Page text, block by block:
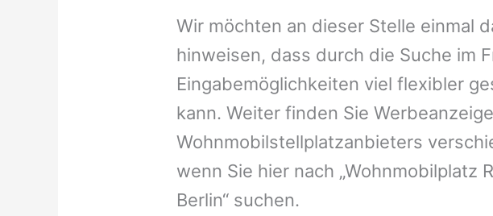
Wir möchten an dieser Stelle einmal
hinweisen, dass durch die Suche im
Eingabemöglichkeiten viel flexibler
kann. Weiter finden Sie
Wohnmobilstellplatzanbieters
wenn Sie hier nach „Wohnmobilplatz
Berlin“ suchen.